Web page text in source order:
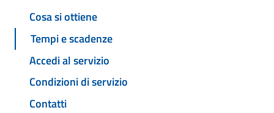
Cosa si ottiene
Tempi e scadenze
Accedi al servizio
Condizioni di servizio
Contatti